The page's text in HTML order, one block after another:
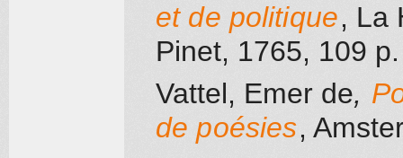
et de politique, La
Pinet, 1765, 109 p.
Vattel, Emer de,
de poésies,